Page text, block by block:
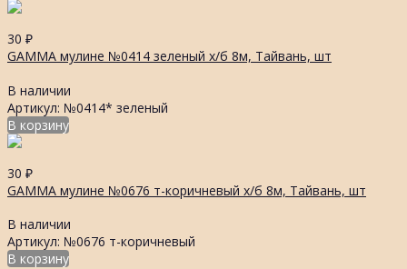
30 ₽
GAMMA мулине №0414 зеленый х/б 8м, Тайвань, шт
В наличии
Артикул: №0414* зеленый
В корзину
30 ₽
GAMMA мулине №0676 т-коричневый х/б 8м, Тайвань, шт
В наличии
Артикул: №0676 т-коричневый
В корзину